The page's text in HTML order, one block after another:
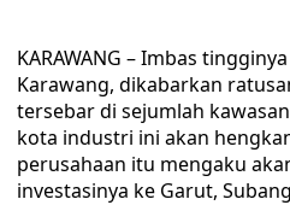
KARAWANG – Imbas
Karawang, dikabarkan
tersebar di sejumlah
kota industri ini akan
perusahaan itu mengaku
investasinya ke Garut,